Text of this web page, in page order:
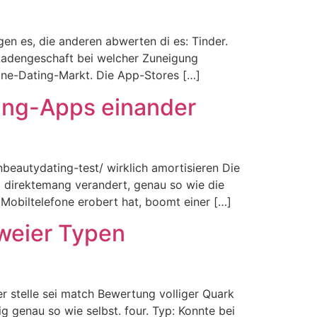
es, die anderen abwerten di es: Tinder.
bei welcher Zuneigung
Dating-Markt. Die App-Stores […]
Apps einander
test/ wirklich amortisieren Die
verandert, genau so wie die
erobert hat, boomt einer […]
Typen
stelle sei match Bewertung volliger Quark
genau so wie selbst. four. Typ: Konnte bei